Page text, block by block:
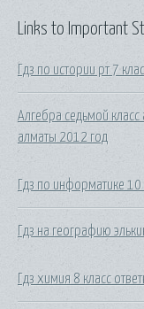
Links to Important
Гдз по истории рт 7
Алгебра седьмой
алматы 2012 год
Гдз по информатике 10
Гдз на географию
Гдз химия 8 класс